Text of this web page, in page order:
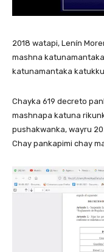
2018 watapi, Lenín
mashna
katunamantaka
Chayka 619 decreto
mashnapa katuna
pushakwanka, wayru
Chay pankapimi chay